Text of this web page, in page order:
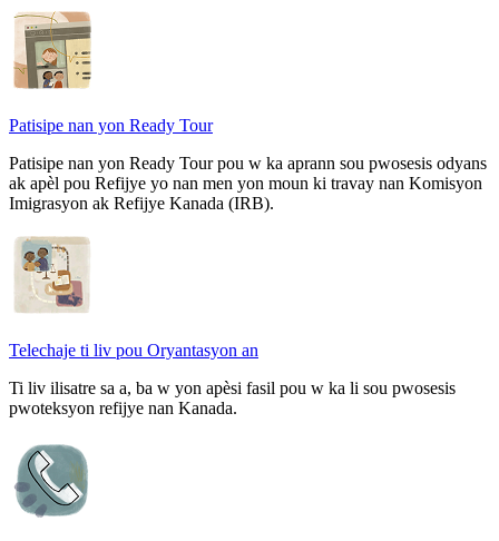
Patisipe nan yon Ready Tour
Patisipe nan yon Ready Tour pou w ka aprann sou pwosesis odyans
ak apèl pou Refijye yo nan men yon moun ki travay nan Komisyon
Imigrasyon ak Refijye Kanada (IRB).
Telechaje ti liv pou Oryantasyon an
Ti liv ilisatre sa a, ba w yon apèsi fasil pou w ka li sou pwosesis
pwoteksyon refijye nan Kanada.